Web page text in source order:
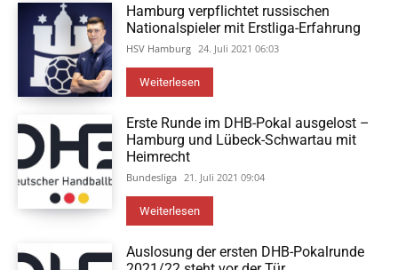
Hamburg verpflichtet russischen
Nationalspieler mit Erstliga-Erfahrung
HSV Hamburg 24. Juli 2021 06:03
Weiterlesen
Erste Runde im DHB-Pokal ausgelost –
Hamburg und Lübeck-Schwartau mit
Heimrecht
Bundesliga 21. Juli 2021 09:04
Weiterlesen
Auslosung der ersten DHB-Pokalrunde